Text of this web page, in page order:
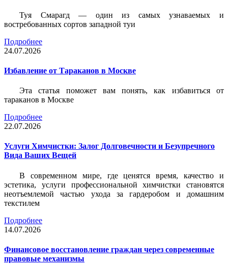
Туя Смарагд — один из самых узнаваемых и
востребованных сортов западной туи
Подробнее
24.07.2026
Избавление от Тараканов в Москве
Эта статья поможет вам понять, как избавиться от
тараканов в Москве
Подробнее
22.07.2026
Услуги Химчистки: Залог Долговечности и Безупречного
Вида Ваших Вещей
В современном мире, где ценятся время, качество и
эстетика, услуги профессиональной химчистки становятся
неотъемлемой частью ухода за гардеробом и домашним
текстилем
Подробнее
14.07.2026
Финансовое восстановление граждан через современные
правовые механизмы